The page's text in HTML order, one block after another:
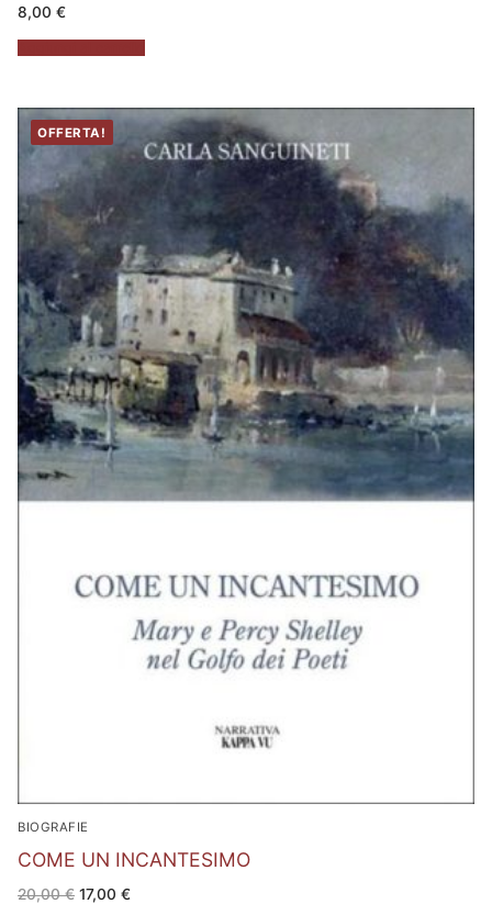
8,00 €
OFFERTA!
BIOGRAFIE
COME UN INCANTESIMO
20,00€ Il
prezzo
17,00 €Il